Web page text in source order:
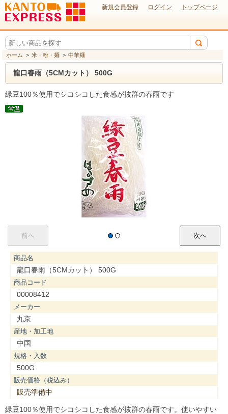
新規会員登録 ログイン トップページ
ホーム > 米・粉・麺 > 中華麺
龍口春雨（5CMカット） 500G
緑豆100％使用でシコシコした食感が抜群の春雨です
商品名
龍口春雨（5CMカット） 500G
商品コード
00008412
メーカー
丸京
産地・加工地
中国
規格・入数
500G
販売価格（税込み）
販売準備中
緑豆100％使用でシコシコした食感が抜群の春雨です。使いやすい